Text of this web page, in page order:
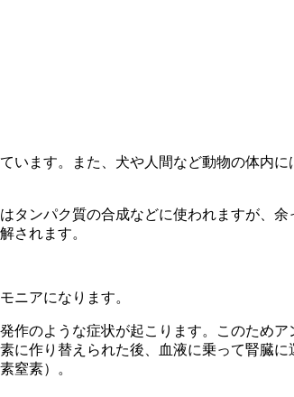
います。また、犬や人間など動物の体内
タンパク質の合成などに使われますが、余
されます。
ニアになります。
作のような症状が起こります。このためア
に作り替えられた後、血液に乗って腎臓に
窒素）。